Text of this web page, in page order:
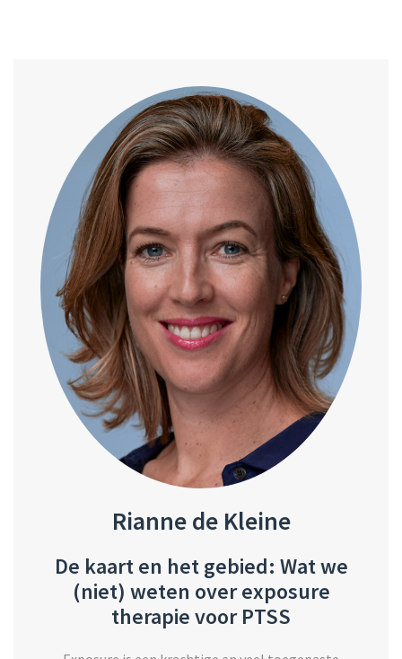
Rianne de Kleine
De kaart en het gebied: Wat we
(niet) weten over exposure
therapie voor PTSS